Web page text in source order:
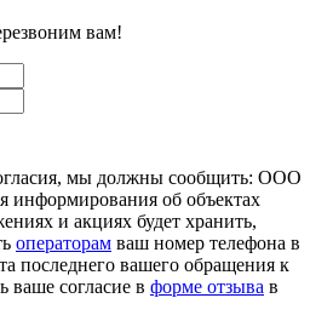
вам!
мы должны сообщить: ООО
информирования об объектах
и акциях будет хранить,
операторам ваш номер телефона в
последнего вашего обращения к
ваше согласие в форме отзыва в